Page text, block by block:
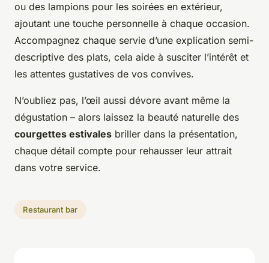
ou des lampions pour les soirées en extérieur,
ajoutant une touche personnelle à chaque occasion.
Accompagnez chaque servie d’une explication semi-
descriptive des plats, cela aide à susciter l’intérêt et
les attentes gustatives de vos convives.
N’oubliez pas, l’œil aussi dévore avant même la
dégustation – alors laissez la beauté naturelle des
courgettes estivales briller dans la présentation,
chaque détail compte pour rehausser leur attrait
dans votre service.
Restaurant bar